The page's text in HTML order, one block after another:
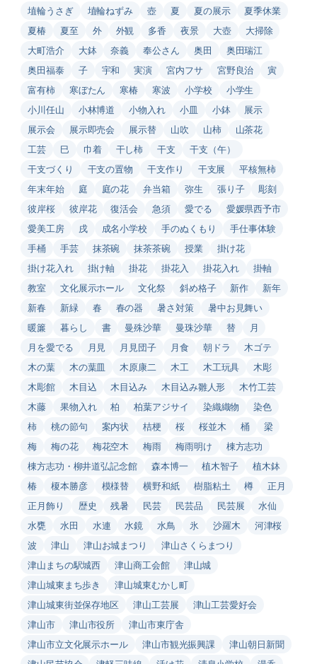
埴輪うさぎ
埴輪ねずみ 壺 夏 夏の展示
夏季休業
夏椿
夏至 外 外観 多香 夜景 大壺
大掃除
大町浩介
大鉢 奈義 奉公さん 奥田
奥田瑞江
奥田福泰
子 宇和 実演 宮内フサ 宮野良治
寅
富有柿
寒ぼたん 寒椿 寒波 小学校
小学生
小川任山
小林博道 小物入れ 小皿 小鉢
展示
展示会
展示即売会 展示替 山吹 山柿
山茶花
工芸
巳 巾着 干し柿 干支
干支（午）
干支づくり
干支の置物 干支作り 干支展
平核無柿
年末年始
庭 庭の花 弁当箱 弥生 張り子
彫刻
彼岸桜
彼岸花 復活会 急須 愛でる
愛媛県西予市
愛美工房
戌 成名小学校 手のぬくもり
手仕事体験
手桶
手芸 抹茶碗 抹茶茶碗 授業
掛け花
掛け花入れ
掛け軸 掛花 掛花入 掛花入れ
掛軸
教室
文化展示ホール 文化祭 斜め格子 新作
新年
新春
新緑 春 春の器 暑さ対策
暑中お見舞い
暖簾
暮らし 書 曼殊沙華 曼珠沙華 替
月
月を愛でる
月見 月見団子 月食 朝ドラ
木ゴテ
木の葉
木の葉皿 木原康二 木工 木工玩具
木彫
木彫館
木目込 木目込み 木目込み雛人形
木竹工芸
木藤
果物入れ 柏 柏葉アジサイ 染織織物
染色
柿
桃の節句 案内状 桔梗 桜 桜並木 桶
梁
梅
梅の花 梅花空木 梅雨 梅雨明け
棟方志功
棟方志功・柳井道弘記念館
森本博一 植木智子
植木鉢
椿
榎本勝彦 模様替 横野和紙 樹脂粘土 樽
正月
正月飾り
歴史 残暑 民芸 民芸品 民芸展
水仙
水甕
水田 水連 水鏡 水鳥 氷 沙羅木
河津桜
波
津山 津山お城まつり
津山さくらまつり
津山まちの駅城西
津山商工会館
津山城
津山城東まち歩き
津山城東むかし町
津山城東街並保存地区
津山工芸展
津山工芸愛好会
津山市
津山市役所
津山市東庁舎
津山市立文化展示ホール
津山市観光振興課
津山朝日新聞